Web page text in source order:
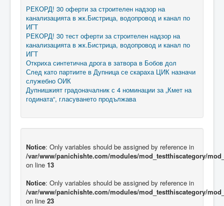
РЕКОРД! 30 оферти за строителен надзор на
канализацията в жк.Бистрица, водопровод и канал по
ИГТ
РЕКОРД! 30 тест оферти за строителен надзор на
канализацията в жк.Бистрица, водопровод и канал по
ИГТ
Откриха синтетична дрога в затвора в Бобов дол
След като партиите в Дупница се скараха ЦИК назначи
служебно ОИК
Дупнишкият градоначалник с 4 номинации за „Кмет на
годината“, гласуването продължава
Notice: Only variables should be assigned by reference in
/var/www/panichishte.com/modules/mod_testthiscategory/
on line 13
Notice: Only variables should be assigned by reference in
/var/www/panichishte.com/modules/mod_testthiscategory/
on line 23